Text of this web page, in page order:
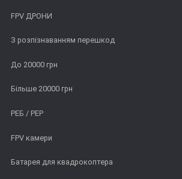
FPV ДРОНИ
З розпізнаванням перешкод
До 20000 грн
Більше 20000 грн
РЕБ / РЕР
FPV камери
Батарея для квадрокоптера